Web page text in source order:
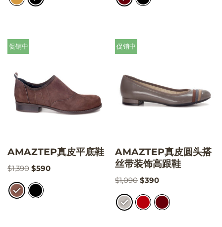
促销中
AMAZTEP真皮平底鞋
$1,390 $590
促销中
AMAZTEP真皮圆头搭
丝带装饰高跟鞋
$1,090 $390